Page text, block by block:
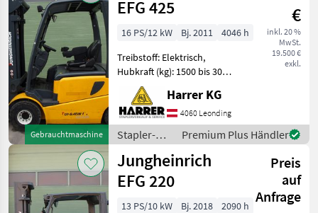
/
Jungheinrich
Gebrauchtmaschine
EFG 425
€
inkl. 20 %
MwSt.
19.500 €
exkl.
16 PS/12 kW Bj. 2011
4046 h
Treibstoff: Elektrisch,
Hubkraft (kg): 1500 bis 3000,
Masttyp: Triplex, Stapler-
Bauart:
Frontstapler/Gabelstapler
Jungheinrich Elektrostapler
gebraucht Wenig Betriebss
Harrer KG
4060 Leonding
Stapler-
und
Lagertechnik
/
Jungheinrich
Premium Plus Händler
Jungheinrich
EFG 220
Preis
auf
Anfrage
13 PS/10 kW Bj. 2018
2090 h